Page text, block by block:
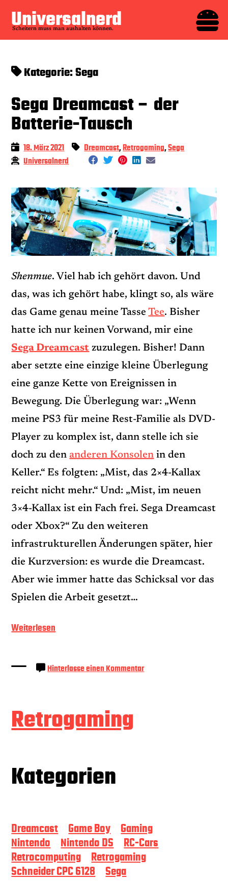
Inhalt
Universalnerd
Scheitern muss man aushalten können. 
Kategorie:Sega
Sega Dreamcast – der
Batterie-Tausch
18. März 2021 Dreamcast, Retrogaming,Sega
Universalnerd
Shenmue. Viel hab ich gehört davon. Und
das, was ich gehört habe, klingt so, als wäre
das Game genau meine TasseTee. Bisher
hatte ich nur keinen Vorwand, mir eine
Sega Dreamcast zuzulegen. Bisher! Dann
aber setzte eine einzige kleine Überlegung
eine ganze Kette von Ereignissen in
Bewegung. Die Überlegung war: „Wenn
meine PS3 für meine Rest-Familie als DVD-
Player zu komplex ist, dann stelle ich sie
doch zu den anderen Konsolen in den
Keller.“ Es folgten: „Mist, das 2×4-Kallax
reicht nicht mehr.“ Und: „Mist, im neuen
3×4-Kallax ist ein Fach frei. Sega Dreamcast
oder Xbox?“ Zu den weiteren
infrastrukturellen Änderungen später, hier
die Kurzversion: es wurde die Dreamcast.
Aber wie immer hatte das Schicksal vor das
Spielen die Arbeit gesetzt…
Weiterlesen
Tausch“
Hinterlasse einen Kommentarzu
Retrogaming
Kategorien
Dreamcast Game Boy
Gaming
Nintendo
Nintendo DS
RC-Cars
Retrocomputing
Retrogaming
Schneider CPC 6128
Sega